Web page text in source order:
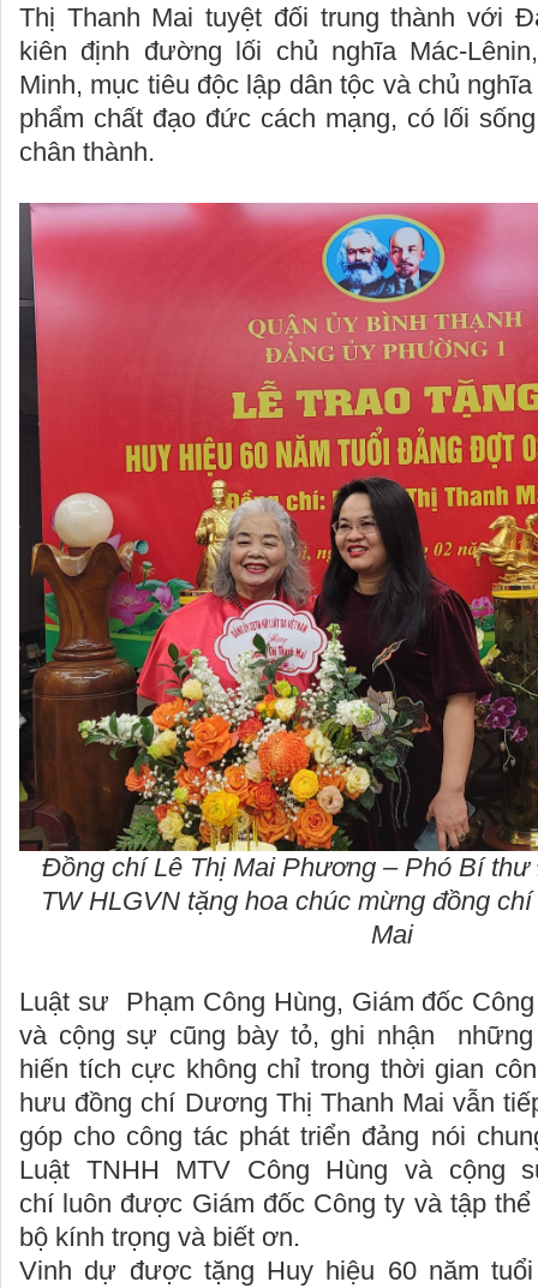
Thị Thanh Mai tuyệt đối trung thành với
kiên định đường lối chủ nghĩa Mác-
Minh, mục tiêu độc lập dân tộc và chủ
phẩm chất đạo đức cách mạng, có lối
chân thành.
Đồng chí Lê Thị Mai Phương – Phó Bí
TW HLGVN tặng hoa chúc mừng đồng
Mai
Luật sư Phạm Công Hùng, Giám đốc
và cộng sự cũng bày tỏ, ghi nhận
hiến tích cực không chỉ trong thời gian
hưu đồng chí Dương Thị Thanh Mai vẫn
góp cho công tác phát triển đảng nói
Luật TNHH MTV Công Hùng và cộng
chí luôn được Giám đốc Công ty và tập
bộ kính trọng và biết ơn.
Vinh dự được tặng Huy hiệu 60 năm